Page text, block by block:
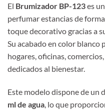
El Brumizador BP-123es
perfumar estancias de
toque decorativo gracias a
Su acabado en color
hogares, oficinas,
dedicados al bienestar.
Este modelo dispone de un
ml de agua, lo que